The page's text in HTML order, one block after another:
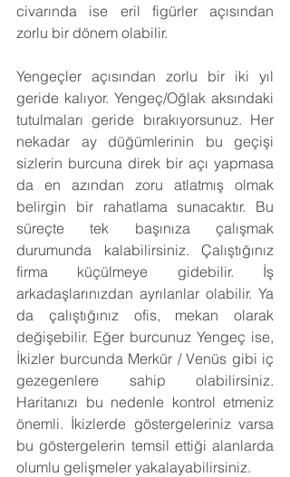
civarında ise eril figürler açısından
zorlu bir dönem olabilir.
Yengeçler açısından zorlu bir iki yıl
geride kalıyor. Yengeç/Oğlak aksındaki
tutulmaları geride bırakıyorsunuz. Her
nekadar ay düğümlerinin bu geçişi
sizlerin burcuna direk bir açı yapmasa
da en azından zoru atlatmış olmak
belirgin bir rahatlama sunacaktır. Bu
süreçte tek başınıza çalışmak
durumunda kalabilirsiniz. Çalıştığınız
firma küçülmeye gidebilir. İş
arkadaşlarınızdan ayrılanlar olabilir. Ya
da çalıştığınız ofis, mekan olarak
değişebilir. Eğer burcunuz Yengeç ise,
İkizler burcunda Merkür / Venüs gibi iç
gezegenlere sahip olabilirsiniz.
Haritanızı bu nedenle kontrol etmeniz
önemli. İkizlerde göstergeleriniz varsa
bu göstergelerin temsil ettiği alanlarda
olumlu gelişmeler yakalayabilirsiniz.